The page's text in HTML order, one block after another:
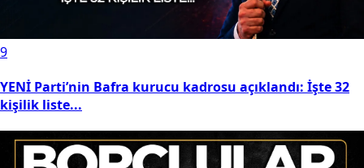
9
YENİ Parti’nin Bafra kurucu kadrosu açıklandı: İşte 32
kişilik liste...